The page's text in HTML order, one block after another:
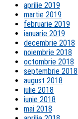
aprilie 2019
martie 2019
februarie 2019
ianuarie 2019
decembrie 2018
noiembrie 2018
octombrie 2018
septembrie 2018
august 2018
iulie 2018
iunie 2018
mai 2018